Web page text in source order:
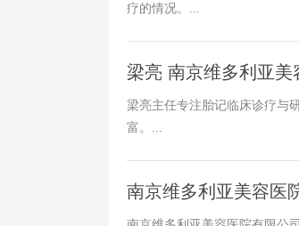
疗的情况。...
梁亮 南京维多利亚
梁亮主任专注胎记临床诊疗与
富。...
南京维多利亚美容医